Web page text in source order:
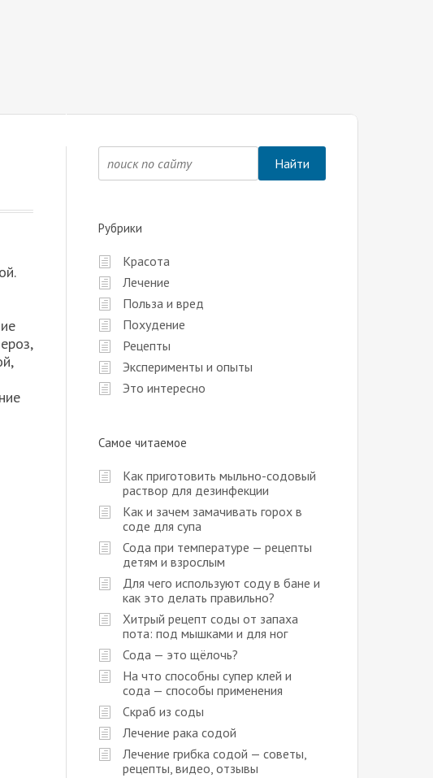
Рубрики
Красота
Лечение
Польза и вред
Похудение
Рецепты
Эксперименты и опыты
Это интересно
Самое читаемое
Как приготовить мыльно-содовый
раствор для дезинфекции
Как и зачем замачивать горох в
соде для супа
Сода при температуре — рецепты
детям и взрослым
Для чего используют соду в бане и
как это делать правильно?
Хитрый рецепт соды от запаха
пота: под мышками и для ног
Сода — это щёлочь?
На что способны супер клей и
сода — способы применения
Скраб из соды
Лечение рака содой
Лечение грибка содой — советы,
рецепты, видео, отзывы